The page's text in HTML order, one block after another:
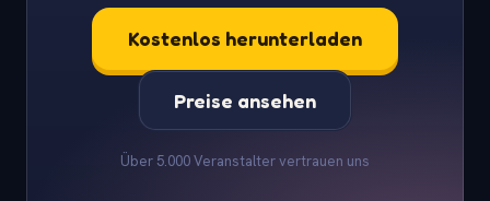
Kostenlos herunterladen
Preise ansehen
Über 5.000 Veranstalter vertrauen uns